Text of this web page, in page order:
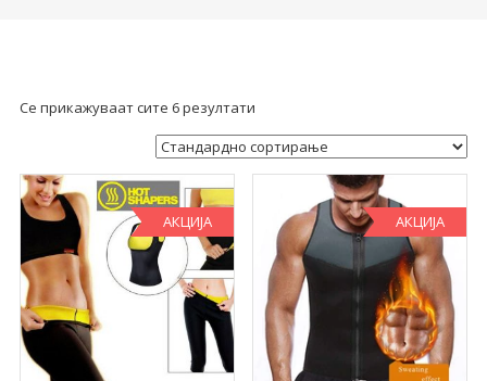
Се прикажуваат сите 6 резултати
АКЦИЈА АКЦИЈА